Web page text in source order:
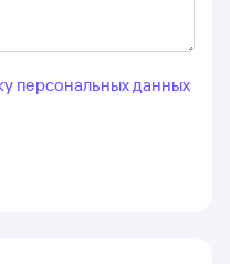
персональных данных